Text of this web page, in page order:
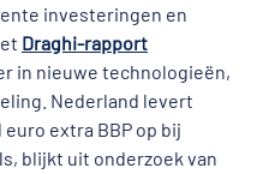
investeringen en
Draghi-rapport
in nieuwe technologieën,
Nederland levert
extra BBP op bij
blijkt uit onderzoek van